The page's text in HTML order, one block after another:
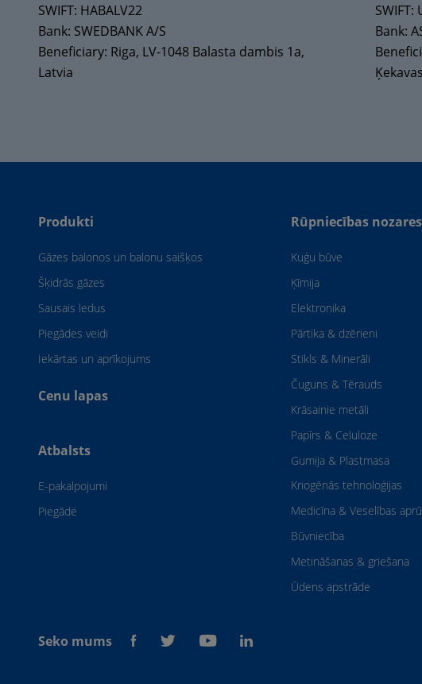
SWIFT: HABALV22
Bank: SWEDBANK A/S
Beneficiary: Riga, LV-1048 Balasta dambis 1a,
Latvia
SWIFT:
Bank:
Produkti
Gāzes balonos un balonu saišķos
Šķidrās gāzes
Sausais ledus
Piegādes veidi
Iekārtas un aprīkojums
Cenu lapas
Atbalsts
E-pakalpojumi
Piegāde
Rūpniecības nozares
Kuģu būve
Ķīmija
Elektronika
Pārtika & dzērieni
Stikls & Minerāli
Čuguns & Tērauds
Krāsainie metāli
Papīrs & Celuloze
Gumija & Plastmasa
Kriogēnās tehnoloģijas
Medicīna & Veselības
Būvniecība
Metināšanas & griešana
Ūdens apstrāde
Seko mums